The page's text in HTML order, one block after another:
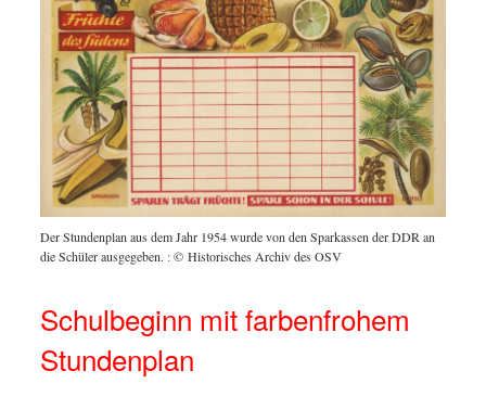
Der Stundenplan aus dem Jahr 1954 wurde von den Sparkassen der DDR an
die Schüler ausgegeben. :© Historisches Archiv des OSV
Schulbeginn mit farbenfrohem
Stundenplan